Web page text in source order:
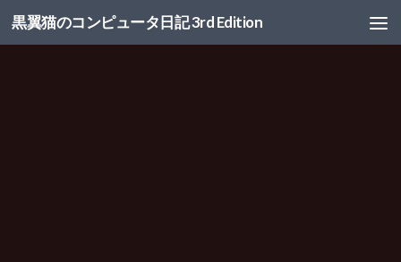
コンテンツへスキップ
黒翼猫のコンピュータ日記 3rd Edition